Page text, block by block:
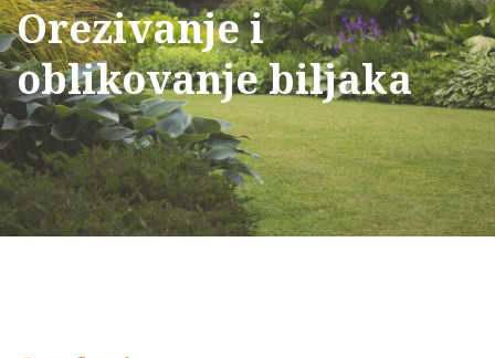
Orezivanje i
oblikovanje biljaka